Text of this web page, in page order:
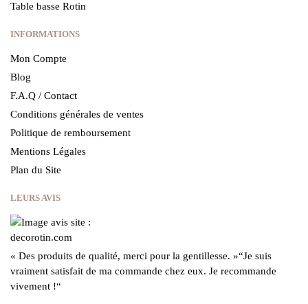
Table basse Rotin
INFORMATIONS
Mon Compte
Blog
F.A.Q / Contact
Conditions générales de ventes
Politique de remboursement
Mentions Légales
Plan du Site
LEURS AVIS
« Des produits de qualité, merci pour la gentillesse. »“Je suis
vraiment satisfait de ma commande chez eux. Je recommande
vivement !“